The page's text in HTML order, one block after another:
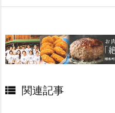
 関連記事